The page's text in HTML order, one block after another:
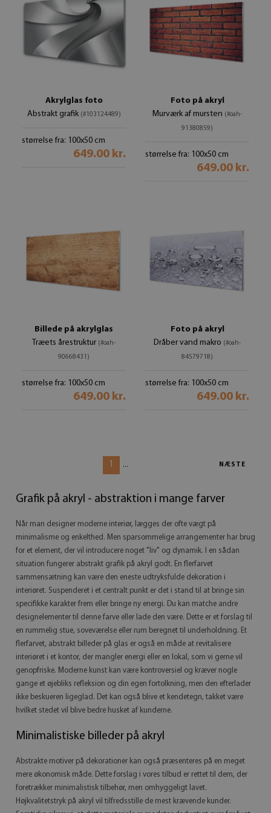
Akrylglas foto
Abstrakt grafik (#103124489)
størrelse fra: 100x50 cm
649.00 kr.
Foto på akryl
Murværk af mursten (#oah-
91380859)
størrelse fra: 100x50 cm
649.00 kr.
Billede på akrylglas
Træets årestruktur (#oah-
90668431)
størrelse fra: 100x50 cm
649.00 kr.
Foto på akryl
Dråber vand makro (#oah-
84579718)
størrelse fra: 100x50 cm
649.00 kr.
1 ... NÆSTE
Grafik på akryl - abstraktion i mange farver
Når man designer moderne interiør, lægges der ofte vægt på
minimalisme og enkelthed. Men sparsommelige arrangementer har brug
for et element, der vil introducere noget "liv" og dynamik. I en sådan
situation fungerer abstrakt grafik på akryl godt. En flerfarvet
sammensætning kan være den eneste udtryksfulde dekoration i
interiøret. Suspenderet i et centralt punkt er det i stand til at bringe sin
specifikke karakter frem eller bringe ny energi. Du kan matche andre
designelementer til denne farve eller lade den være. Dette er et forslag til
en rummelig stue, soveværelse eller rum beregnet til underholdning. Et
flerfarvet, abstrakt billeder på glas er også en måde at revitalisere
interiøret i et kontor, der mangler energi eller en lokal, som vi gerne vil
genopfriske. Moderne kunst kan være kontroversiel og kræver nogle
gange et øjebliks refleksion og din egen fortolkning, men den efterlader
ikke beskueren ligeglad. Det kan også blive et kendetegn, takket være
hvilket stedet vil blive bedre husket af kunderne.
Minimalistiske billeder på akryl
Abstrakte motiver på dekorationer kan også præsenteres på en meget
mere økonomisk måde. Dette forslag i vores tilbud er rettet til dem, der
foretrækker minimalistisk tilbehør, men omhyggeligt lavet.
Højkvalitetstryk på akryl vil tilfredsstille de mest krævende kunder.